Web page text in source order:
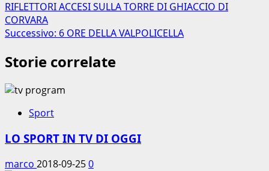
RIFLETTORI ACCESI SULLA TORRE DI GHIACCIO DI
CORVARA
Successivo: 6 ORE DELLA VALPOLICELLA
Storie correlate
Sport
LO SPORT IN TV DI OGGI
marco 2018-09-250